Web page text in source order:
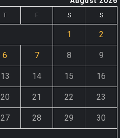
T F S S
1 2
6 7 8 9
13 14 15 16
20 21 22 23
27 28 29 30